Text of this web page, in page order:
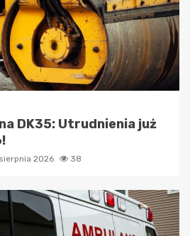
DK35: Utrudnienia już
2026 38